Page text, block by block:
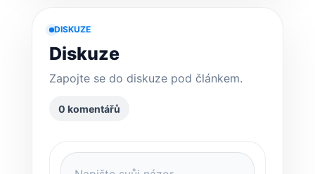
DISKUZE
Diskuze
Zapojte se do diskuze pod článkem.
0 komentářů